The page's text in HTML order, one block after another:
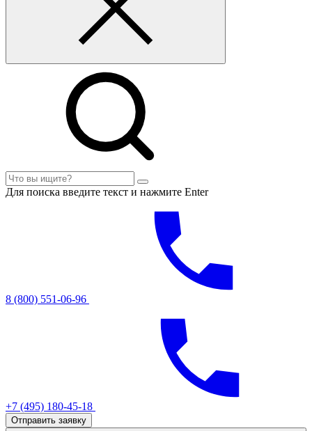
Для поиска введите текст и нажмите Enter
8 (800) 551-06-96
+7 (495) 180-45-18
Отправить заявку